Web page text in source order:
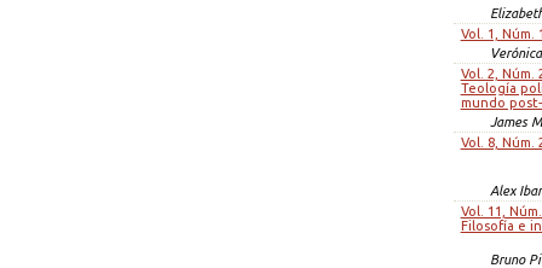
Vol. 1, Núm.
Vol. 2, Núm.
Teología
mundo
James
Vol. 8, Núm.
Alex
Vol. 11,
Filosofía e
Bruno